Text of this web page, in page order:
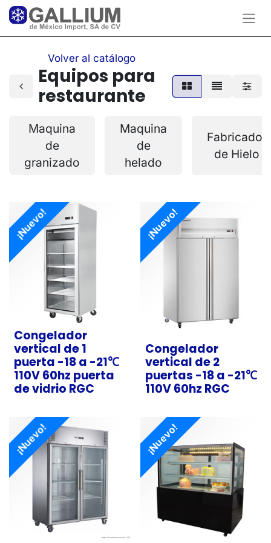
Volver al catálogo
Equipos para
restaurante
Maquina
de
granizado
Maquina
de
helado
Fabricador
de Hielo
¡Nuevo!
Congelador
vertical de 1
puerta -18 a -21℃
110V 60hz puerta
de vidrio RGC
¡Nuevo!
Congelador
vertical de 2
puertas -18 a -21℃
110V 60hz RGC
¡Nuevo! ¡Nuevo!